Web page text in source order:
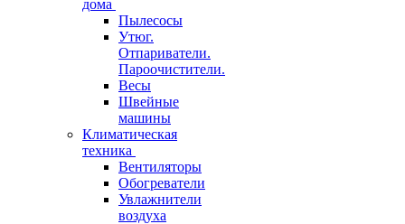
дома
Пылесосы
Утюг.
Отпариватели.
Пароочистители.
Весы
Швейные
машины
Климатическая
техника
Вентиляторы
Обогреватели
Увлажнители
воздуха